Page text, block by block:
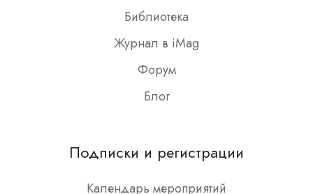
Библиотека
Журнал в iMag
Форум
Блог
Подписки и регистрации
Календарь мероприятий